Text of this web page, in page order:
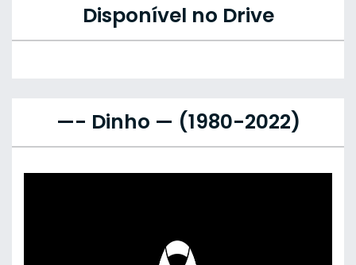
Disponível no Drive
—- Dinho — (1980-2022)